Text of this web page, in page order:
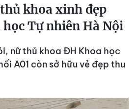
khoa xinh đẹp
Tự nhiên Hà Nội
nữ thủ khoa ĐH Khoa học
A01 còn sở hữu vẻ đẹp thu